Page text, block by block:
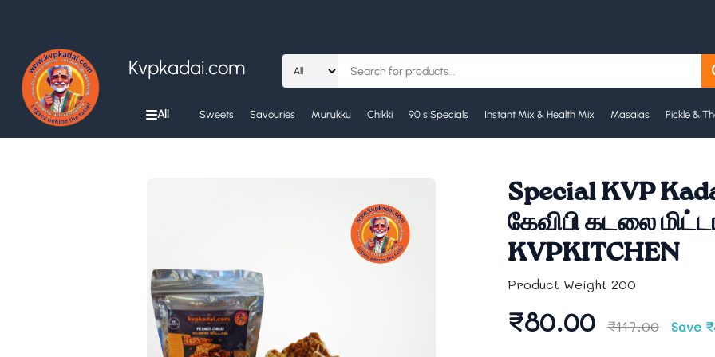
Kvpkadai.com
All Sweets Savouries Murukku Chikki 90 s Specials Instant Mix & Health Mix Masalas Pickle &
Special KVP
கேவிபி கடலை
KVPKITCHEN
Product Weight 200
₹80.00 ₹117.00 Save